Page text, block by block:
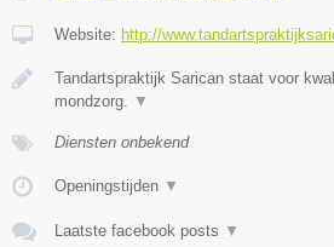
Website: http://
Tandartspraktijk Sarican staat voor
mondzorg. ▼
Diensten onbekend
Openingstijden ▼
Laatste facebook posts ▼